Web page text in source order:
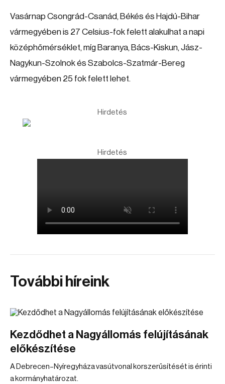
Vasárnap Csongrád-Csanád, Békés és Hajdú-Bihar
vármegyében is 27 Celsius-fok felett alakulhat a napi
középhőmérséklet, míg Baranya, Bács-Kiskun, Jász-
Nagykun-Szolnok és Szabolcs-Szatmár-Bereg
vármegyében 25 fok felett lehet.
Hirdetés
Hirdetés
További híreink
Kezdődhet a Nagyállomás felújításának
előkészítése
A Debrecen–Nyíregyháza vasútvonal korszerűsítését is érinti
a kormányhatározat.